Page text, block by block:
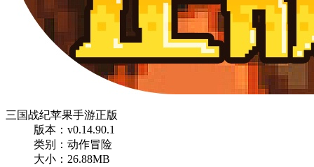
三国战纪苹果手游正版
版本：v0.14.90.1
类别：动作冒险
大小：26.88MB